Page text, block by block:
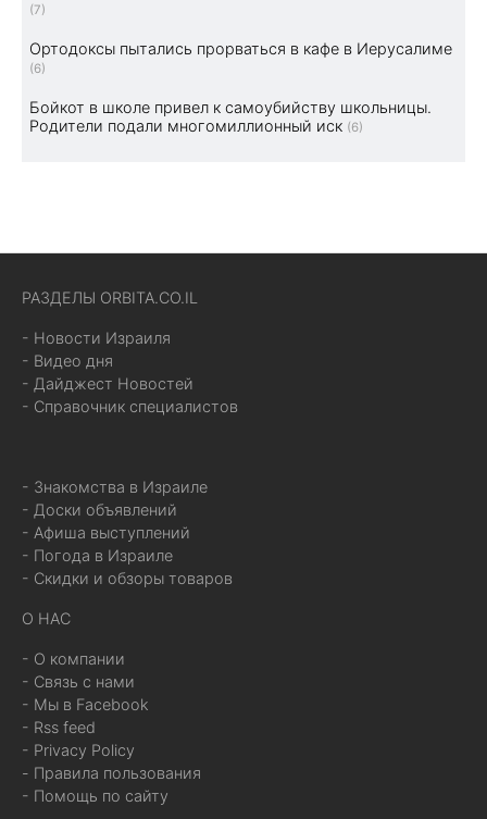
(7)
Ортодоксы пытались прорваться в кафе в Иерусалиме
(6)
Бойкот в школе привел к самоубийству школьницы.
Родители подали многомиллионный иск (6)
РАЗДЕЛЫ ORBITA.CO.IL
- Новости Израиля
- Видео дня
- Дайджест Новостей
- Справочник специалистов
- Знакомства в Израиле
- Доски объявлений
- Афиша выступлений
- Погода в Израиле
- Скидки и обзоры товаров
О НАС
- О компании
- Связь с нами
- Мы в Facebook
- Rss feed
- Privacy Policy
- Правила пользования
- Помощь по сайту